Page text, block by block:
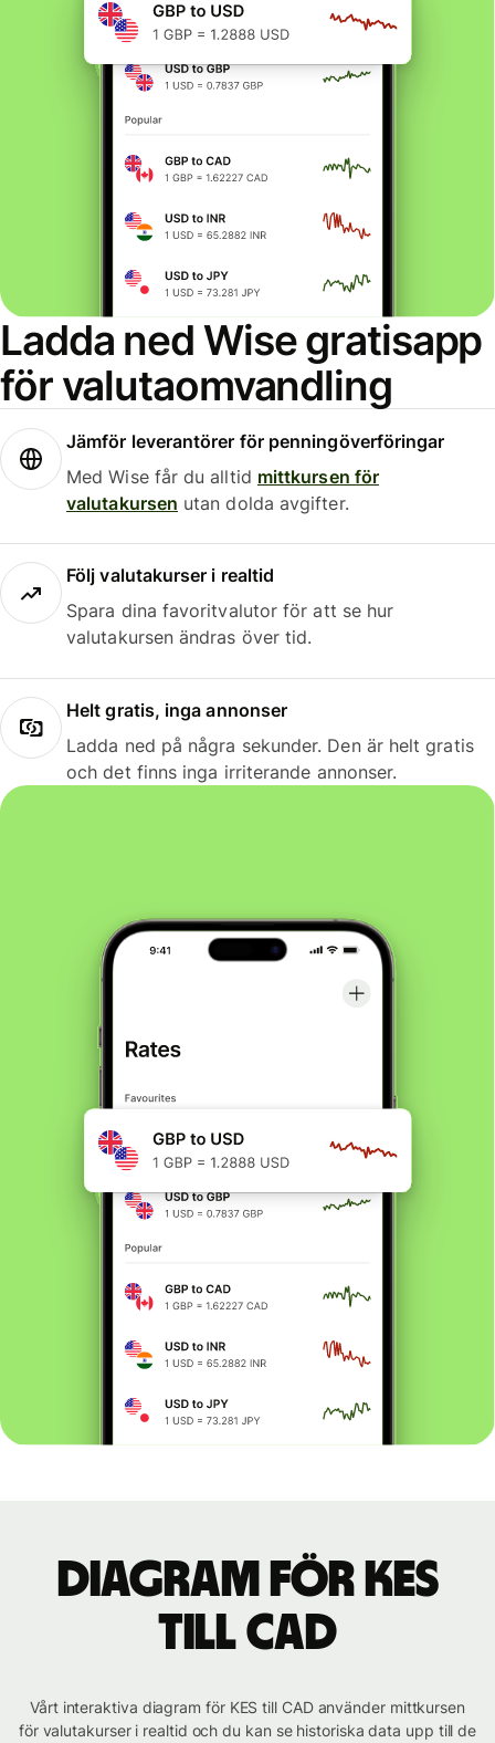
Ladda ned Wise gratisapp
för valutaomvandling
Jämför leverantörer för penningöverföringar
Med Wise får du alltid mittkursen för
valutakursen utan dolda avgifter.
Följ valutakurser i realtid
Spara dina favoritvalutor för att se hur
valutakursen ändras över tid.
Helt gratis, inga annonser
Ladda ned på några sekunder. Den är helt gratis
och det finns inga irriterande annonser.
Diagram för KES
till CAD
Vårt interaktiva diagram för KES till CAD använder mittkursen
för valutakurser i realtid och du kan se historiska data upp till de